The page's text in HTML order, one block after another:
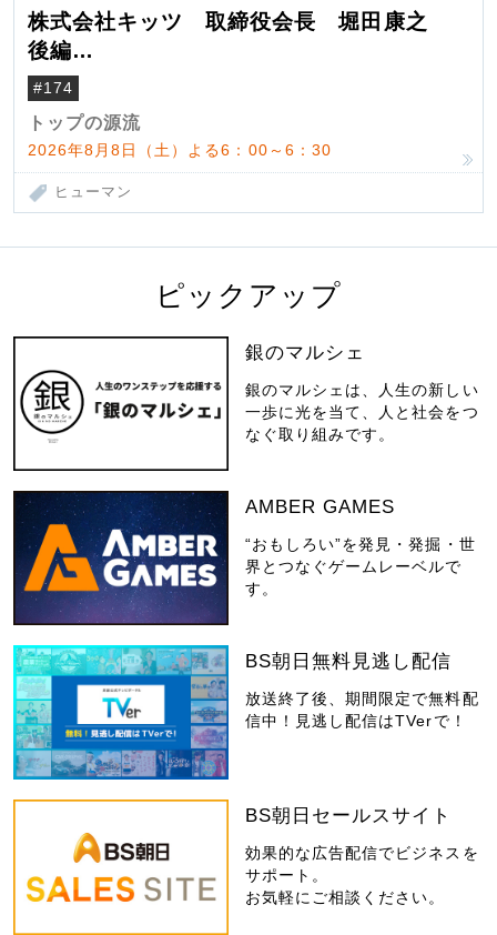
株式会社キッツ 取締役会長 堀田康之
後編
米国駐在でも浮かんだ八ヶ岳 山小屋を営
んだ父母
#174
トップの源流
2026年8月8日（土）よる6：00～6：30
ヒューマン
ピックアップ
銀のマルシェ
銀のマルシェは、人生の新しい
一歩に光を当て、人と社会をつ
なぐ取り組みです。
AMBER GAMES
“おもしろい”を発見・発掘・世
界とつなぐゲームレーベルで
す。
BS朝日無料見逃し配信
放送終了後、期間限定で無料配
信中！見逃し配信はTVerで！
BS朝日セールスサイト
効果的な広告配信でビジネスを
サポート。
お気軽にご相談ください。